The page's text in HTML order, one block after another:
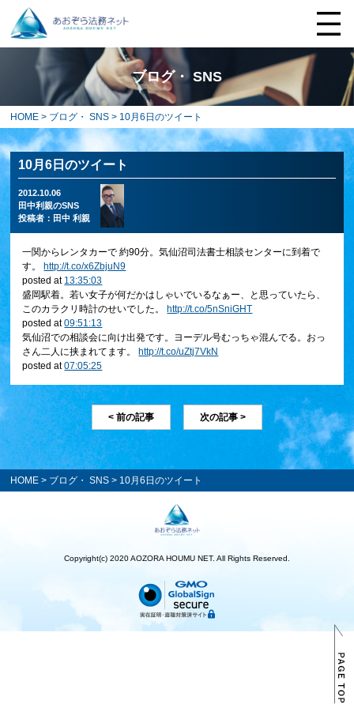
ブログ・ SNS
HOME > ブログ・ SNS > 10月6日のツイート
10月6日のツイート
2012.10.06
田中利親のSNS
投稿者： 田中 利親
一関からレンタカーで 約90分。気仙沼司法書士相談センターに到着で
す。http://t.co/x6ZbjuN9
posted at 13:35:03
盛岡駅着。若い女子が何だかはしゃいでいるなぁー、と思っていたら、
このカラクリ時計のせいでした。http://t.co/5nSniGHT
posted at09:51:13
気仙沼での相談会に向け出発です。ヨーデル号むっちゃ混んでる。おっ
さん二人に挟まれてます。http://t.co/uZtj7VkN
posted at07:05:25
< 前の記事 次の記事 >
HOME > ブログ・ SNS > 10月6日のツイート
Copyright(c) 2020 AOZORA HOUMU NET. All Rights Reserved.